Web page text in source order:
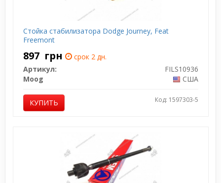
Стойка стабилизатора Dodge Journey, Feat
Freemont
897 грн
срок 2 дн.
Артикул:
FILS10936
Moog
США
КУПИТЬ Код: 1597303-5